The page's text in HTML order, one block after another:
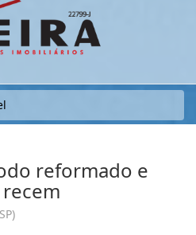
reformado e